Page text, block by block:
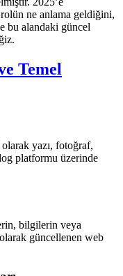
ne anlama geldiğini,
bu alandaki güncel
Temel
yazı, fotoğraf,
platformu üzerinde
bilgilerin veya
olarak güncellenen web